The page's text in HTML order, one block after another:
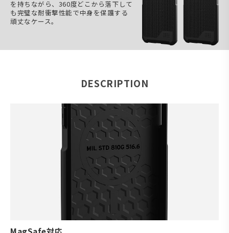
を持ちながら、360度どこから落下して
も完璧な耐衝撃性能で中身を保護する
頑丈なケース。
DESCRIPTION